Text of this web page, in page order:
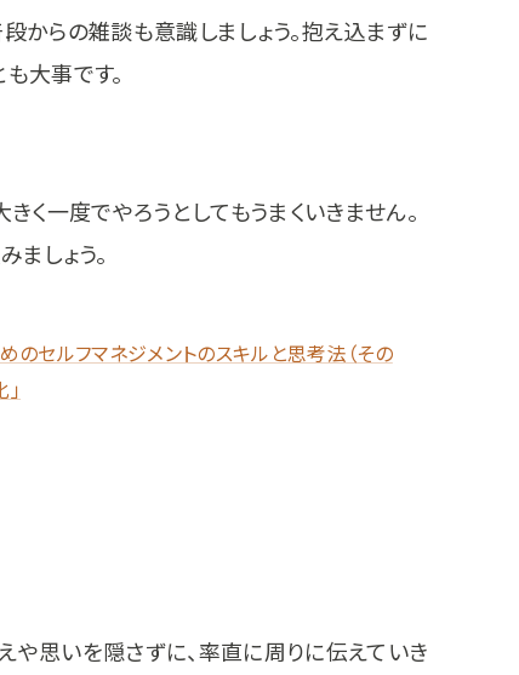
からの雑談も意識しましょう。抱え込まずに
大事です。
く一度でやろうとしてもうまくいきません。
ましょう。
のセルフマネジメントのスキルと思考法（その
思いを隠さずに、率直に周りに伝えていき